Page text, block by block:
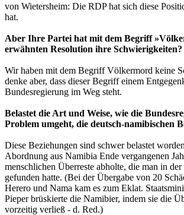
von Wietersheim: Die RDP hat sich diese
hat.
Aber Ihre Partei hat mit dem Begriff
erwähnten Resolution ihre Schwierigkeiten?
Wir haben mit dem Begriff Völkermord keine
denke aber, dass dieser Begriff einem
Bundesregierung im Weg steht.
Belastet die Art und Weise, wie die
Problem umgeht, die deutsch-namibischen
Diese Beziehungen sind schwer belastet
Abordnung aus Namibia Ende vergangenen
menschlichen Überreste abholte, die man in
gefunden hatte. (Bei der Übergabe von 20
Herero und Nama kam es zum Eklat.
Pieper brüskierte die Namibier, indem sie die
vorzeitig verließ - d. Red.)